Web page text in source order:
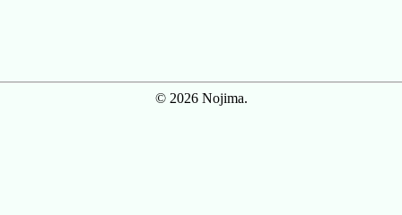
© 2026 Nojima.